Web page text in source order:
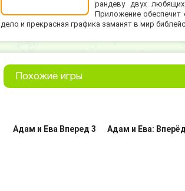
рандеву двух
Приложение обеспечит
дело и прекрасная графика заманят в мир
Похожие игры